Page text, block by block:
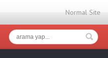
Normal Site